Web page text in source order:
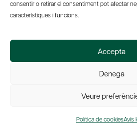
consentir o retirar el consentiment pot afectar
característiques i funcions.
Accepta
Denega
Veure
Política de cookiesAvís
© 2026 Societat Econòmica
Web by Ideamatic